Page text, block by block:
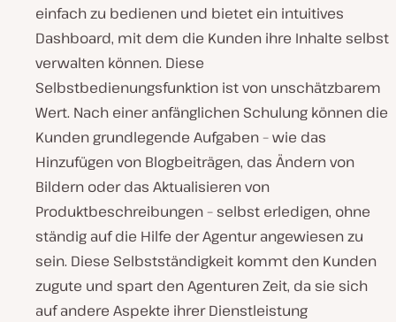
einfach zu bedienen und bietet ein intuitives
Dashboard, mit dem die Kunden ihre Inhalte selbst
verwalten können. Diese
Selbstbedienungsfunktion ist von unschätzbarem
Wert. Nach einer anfänglichen Schulung können die
Kunden grundlegende Aufgaben – wie das
Hinzufügen von Blogbeiträgen, das Ändern von
Bildern oder das Aktualisieren von
Produktbeschreibungen – selbst erledigen, ohne
ständig auf die Hilfe der Agentur angewiesen zu
sein. Diese Selbstständigkeit kommt den Kunden
zugute und spart den Agenturen Zeit, da sie sich
auf andere Aspekte ihrer Dienstleistung